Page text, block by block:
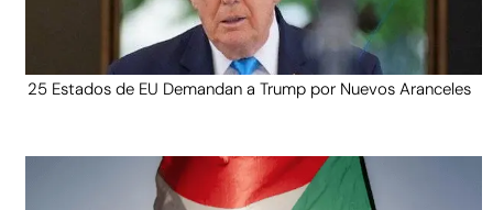
25 Estados de EU Demandan a Trump por Nuevos Aranceles